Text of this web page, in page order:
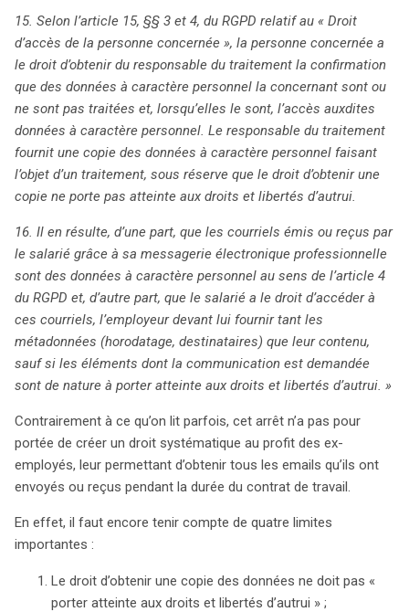
15. Selon l’article 15, §§ 3 et 4, du RGPD relatif au « Droit
d’accès de la personne concernée », la personne concernée a
le droit d’obtenir du responsable du traitement la confirmation
que des données à caractère personnel la concernant sont ou
ne sont pas traitées et, lorsqu’elles le sont, l’accès auxdites
données à caractère personnel. Le responsable du traitement
fournit une copie des données à caractère personnel faisant
l’objet d’un traitement, sous réserve que le droit d’obtenir une
copie ne porte pas atteinte aux droits et libertés d’autrui.
16. Il en résulte, d’une part, que les courriels émis ou reçus par
le salarié grâce à sa messagerie électronique professionnelle
sont des données à caractère personnel au sens de l’article 4
du RGPD et, d’autre part, que le salarié a le droit d’accéder à
ces courriels, l’employeur devant lui fournir tant les
métadonnées (horodatage, destinataires) que leur contenu,
sauf si les éléments dont la communication est demandée
sont de nature à porter atteinte aux droits et libertés d’autrui. »
Contrairement à ce qu’on lit parfois, cet arrêt n’a pas pour
portée de créer un droit systématique au profit des ex-
employés, leur permettant d’obtenir tous les emails qu’ils ont
envoyés ou reçus pendant la durée du contrat de travail.
En effet, il faut encore tenir compte de quatre limites
importantes :
Le droit d’obtenir une copie des données ne doit pas «
porter atteinte aux droits et libertés d’autrui » ;